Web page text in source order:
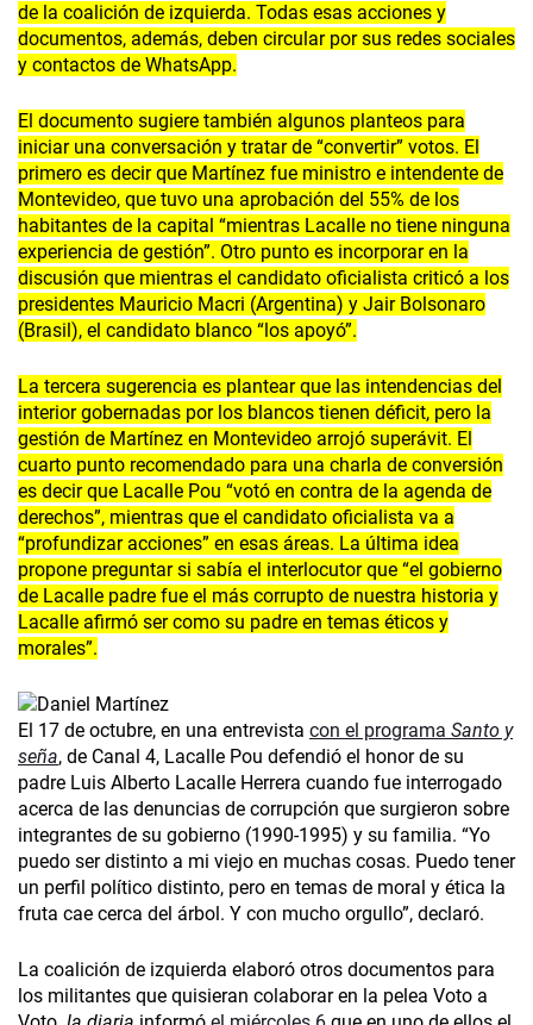
de la coalición de izquierda. Todas esas acciones y
documentos, además, deben circular por sus redes sociales
y contactos de WhatsApp.
El documento sugiere también algunos planteos para
iniciar una conversación y tratar de “convertir” votos. El
primero es decir que Martínez fue ministro e intendente de
Montevideo, que tuvo una aprobación del 55% de los
habitantes de la capital “mientras Lacalle no tiene ninguna
experiencia de gestión”. Otro punto es incorporar en la
discusión que mientras el candidato oficialista criticó a los
presidentes Mauricio Macri (Argentina) y Jair Bolsonaro
(Brasil), el candidato blanco “los apoyó”.
La tercera sugerencia es plantear que las intendencias del
interior gobernadas por los blancos tienen déficit, pero la
gestión de Martínez en Montevideo arrojó superávit. El
cuarto punto recomendado para una charla de conversión
es decir que Lacalle Pou “votó en contra de la agenda de
derechos”, mientras que el candidato oficialista va a
“profundizar acciones” en esas áreas. La última idea
propone preguntar si sabía el interlocutor que “el gobierno
de Lacalle padre fue el más corrupto de nuestra historia y
Lacalle afirmó ser como su padre en temas éticos y
morales”.
El 17 de octubre, en una entrevista con el programa Santo y
seña, de Canal 4, Lacalle Pou defendió el honor de su
padre Luis Alberto Lacalle Herrera cuando fue interrogado
acerca de las denuncias de corrupción que surgieron sobre
integrantes de su gobierno (1990-1995) y su familia. “Yo
puedo ser distinto a mi viejo en muchas cosas. Puedo tener
un perfil político distinto, pero en temas de moral y ética la
fruta cae cerca del árbol. Y con mucho orgullo”, declaró.
La coalición de izquierda elaboró otros documentos para
los militantes que quisieran colaborar en la pelea Voto a